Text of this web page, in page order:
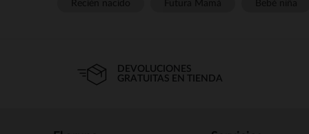
DEVOLUCIONES
GRATUITAS EN TIENDA